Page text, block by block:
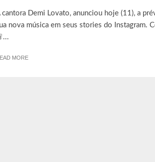
cantora Demi Lovato, anunciou hoje (11), a
nova música em seus stories do Instagram.
MORE